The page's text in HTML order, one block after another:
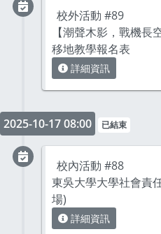
校外活動 #89
【潮聲木影，戰機長
移地教學報名表
詳細資訊
2025-10-17 08:00 已結束
校內活動 #88
東吳大學大學社會責
場)
詳細資訊